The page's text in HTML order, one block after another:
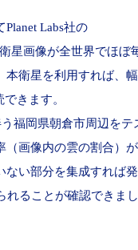
Labs社の
星画像が全世界でほぼ
本衛星を利用すれば、幅
きます。
福岡県朝倉市周辺をテ
（画像内の雲の割合）が
ない部分を集成すれば発
れることが確認できまし